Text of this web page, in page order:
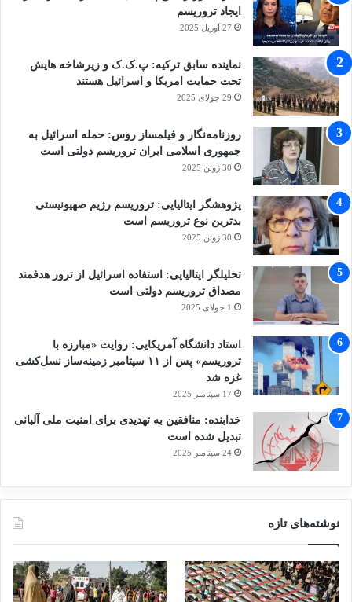
برای شکست داعش، یعنی وعده “عدم تکرار
مجدد”، می شود چرا که در پاسخ گو نمودن
مرتکبین جنایات شدید، ناکام می مانند.
ناکامی در بازگرداندن افراد نشان دهنده وضعیتی
کاملا غیرقابل قبول از عدم تامین عدالت است.
[یعنی عدالت] نه برای قربانیان جرایم شدید از نظر
حقوق بین الملل، نه برای قربانیان تروریسم و نه
برای کسانی که در آن شرایط وحشتناک عاطل و
باطل باقی مانده اند.
واضح است که راه حل در دستان دولت هایی است
که این متهمین به ارتکاب جرایم دارای تابعیت آنها
هستند. سوال این است که این دولت ها آیا به
تعهدات خود برای تامین و حمایت از عدالت برای
شهروندانشان پایبند می مانند یا خیر.
فیونولا نی آلون گزارشگر ویژه سازمان ملل برای
است.
بازداشت تروریست تروریسم داعش
ایجاد تروریسم
27 آوریل 2025
نماینده سابق ترکیه: پ.ک.ک و زیرشاخه هایش
تحت حمایت امریکا و اسرائیل هستند
29 جولای 2025
روزنامه‌نگار و فیلمساز روس: حمله اسرائیل به
جمهوری اسلامی ایران تروریسم دولتی است
30 ژوئن 2025
پژوهشگر ایتالیایی: تروریسم رژیم صهیونیستی
بدترین نوع تروریسم است
30 ژوئن 2025
تحلیلگر ایتالیایی: استفاده اسرائیل از ترور هدفمند
مصداق تروریسم دولتی است
1 جولای 2025
استاد دانشگاه آمریکایی: روایت «مبارزه با
تروریسم» پس از ۱۱ سپتامبر زمینه‌ساز نسل‌کشی
غزه شد
17 سپتامبر 2025
خدابنده: منافقین به تهدیدی برای امنیت ملی آلبانی
تبدیل شده است
24 سپتامبر 2025
نوشته‌های تازه